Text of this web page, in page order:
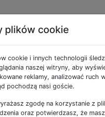
plików cookie
cookie i innych technologii
naszej witryny, aby
reklamy, analizować ruch
pochodzą nasi goście.
zgodę na korzystanie z
oraz potwierdzasz, że